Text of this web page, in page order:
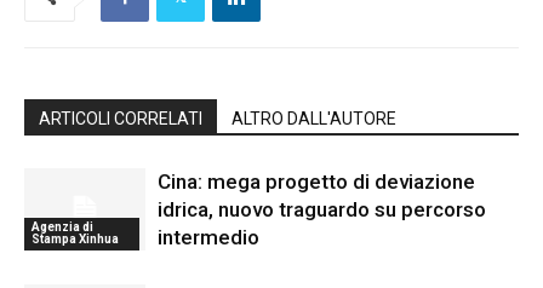
ARTICOLI CORRELATI ALTRO DALL'AUTORE
Agenzia di
Stampa Xinhua
Cina: mega progetto di deviazione
idrica, nuovo traguardo su percorso
intermedio